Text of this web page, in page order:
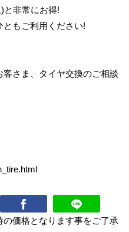
と非常にお得!
ともご利用ください!
さま、タイヤ交換のご相談
価格となります事をご了承